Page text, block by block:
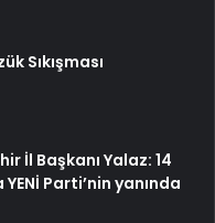
Sıkışması
İl Başkanı Yalaz: 14
Parti’nin yanında